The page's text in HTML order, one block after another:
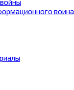
воина